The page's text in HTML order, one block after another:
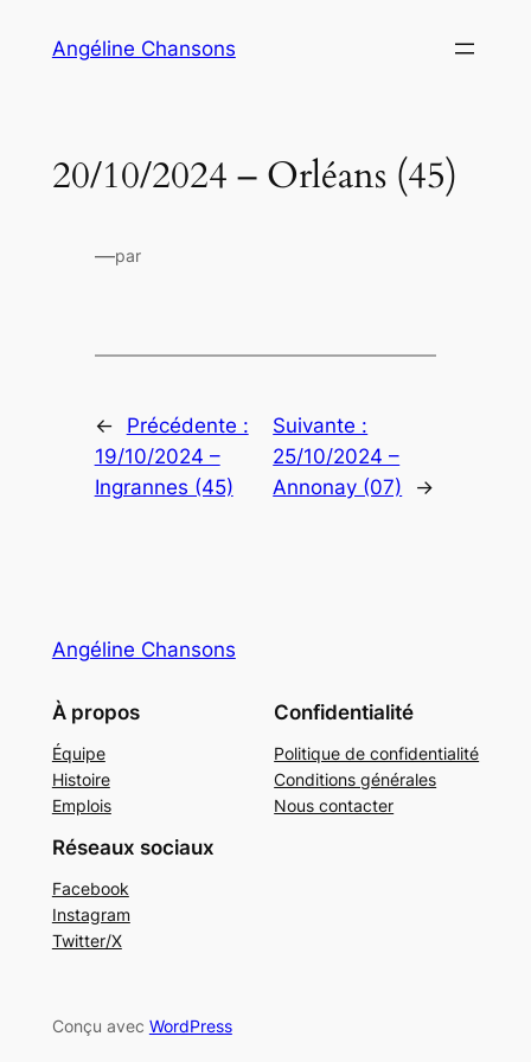
Angéline Chansons
20/10/2024 – Orléans (45)
—par
←
Précédente :
19/10/2024 –
Ingrannes (45)
Suivante :
25/10/2024 –
Annonay (07)
→
Angéline Chansons
À propos
Équipe
Histoire
Emplois
Confidentialité
Politique de confidentialité
Conditions générales
Nous contacter
Réseaux sociaux
Facebook
Instagram
Twitter/X
Conçu avec WordPress